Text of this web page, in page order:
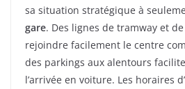
sa situation stratégique à
gare. Des lignes de tramway et
rejoindre facilement le centre
des parkings aux alentours
l’arrivée en voiture. Les horaires